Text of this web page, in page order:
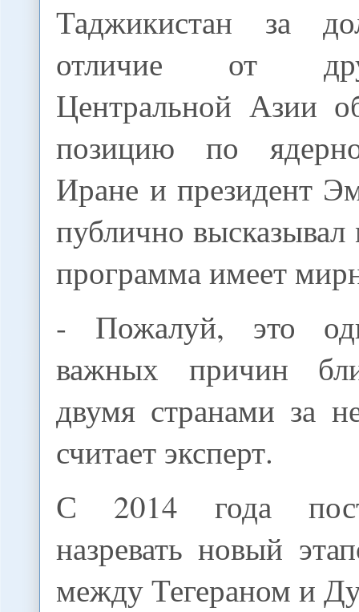
Таджикистан за
отличие от
Центральной Азии
позицию по
Иране и президент
публично высказывал
программа имеет
- Пожалуй, это
важных причин
двумя странами за
считает эксперт.
С 2014 года
назревать новый
между Тегераном и